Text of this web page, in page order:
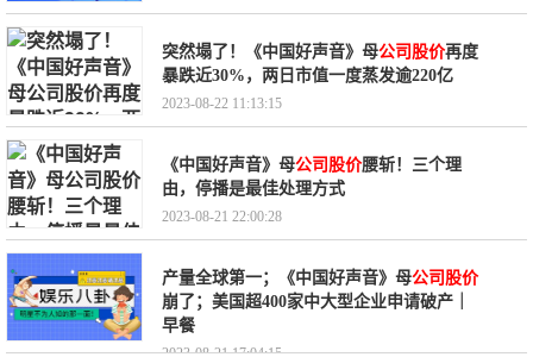
突然塌了！《中国好声音》母公司股价再度
暴跌近30%，两日市值一度蒸发逾220亿
2023-08-22 11:13:15
《中国好声音》母公司股价腰斩！三个理
由，停播是最佳处理方式
2023-08-21 22:00:28
产量全球第一；《中国好声音》母公司股价
崩了；美国超400家中大型企业申请破产｜
早餐
2023-08-21 17:04:15